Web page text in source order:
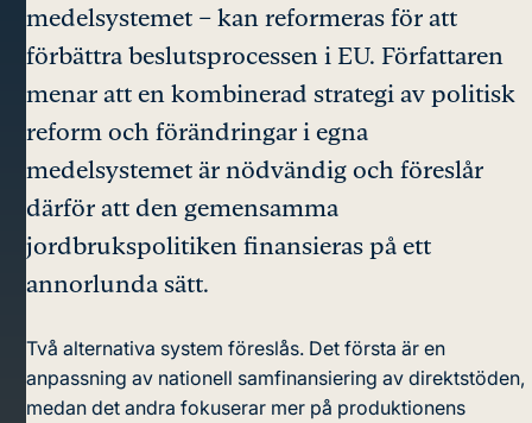
medelsystemet – kan reformeras för att
förbättra beslutsprocessen i EU. Författaren
menar att en kombinerad strategi av politisk
reform och förändringar i egna
medelsystemet är nödvändig och föreslår
därför att den gemensamma
jordbrukspolitiken finansieras på ett
annorlunda sätt.
Två alternativa system föreslås. Det första är en
anpassning av nationell samfinansiering av direktstöden,
medan det andra fokuserar mer på produktionens